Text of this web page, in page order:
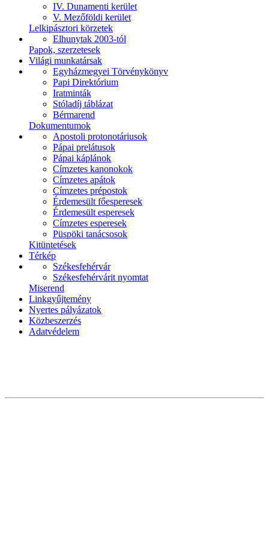
IV. Dunamenti kerület
V. Mezőföldi kerület
Lelkipásztori körzetek
Elhunytak 2003-tól
Papok, szerzetesek
Világi munkatársak
Egyházmegyei Törvénykönyv
Papi Direktórium
Iratminták
Stóladíj táblázat
Bérmarend
Dokumentumok
Apostoli protonotáriusok
Pápai prelátusok
Pápai káplánok
Címzetes kanonokok
Címzetes apátok
Címzetes prépostok
Érdemesült főesperesek
Érdemesült esperesek
Címzetes esperesek
Püspöki tanácsosok
Kitüntetések
Térkép
Székesfehérvár
Székesfehérvárit nyomtat
Miserend
Linkgyűjtemény
Nyertes pályázatok
Közbeszerzés
Adatvédelem